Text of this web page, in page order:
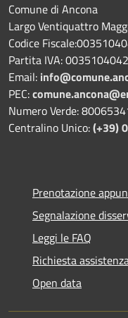
Comune di Ancona
Largo Ventiquattro
Codice
Partita IVA:
Email:
PEC:
Numero Verde:
Centralino Unico:(+39)
Prenotazione
Segnalazione
Leggi le FAQ
Richiesta
Open data